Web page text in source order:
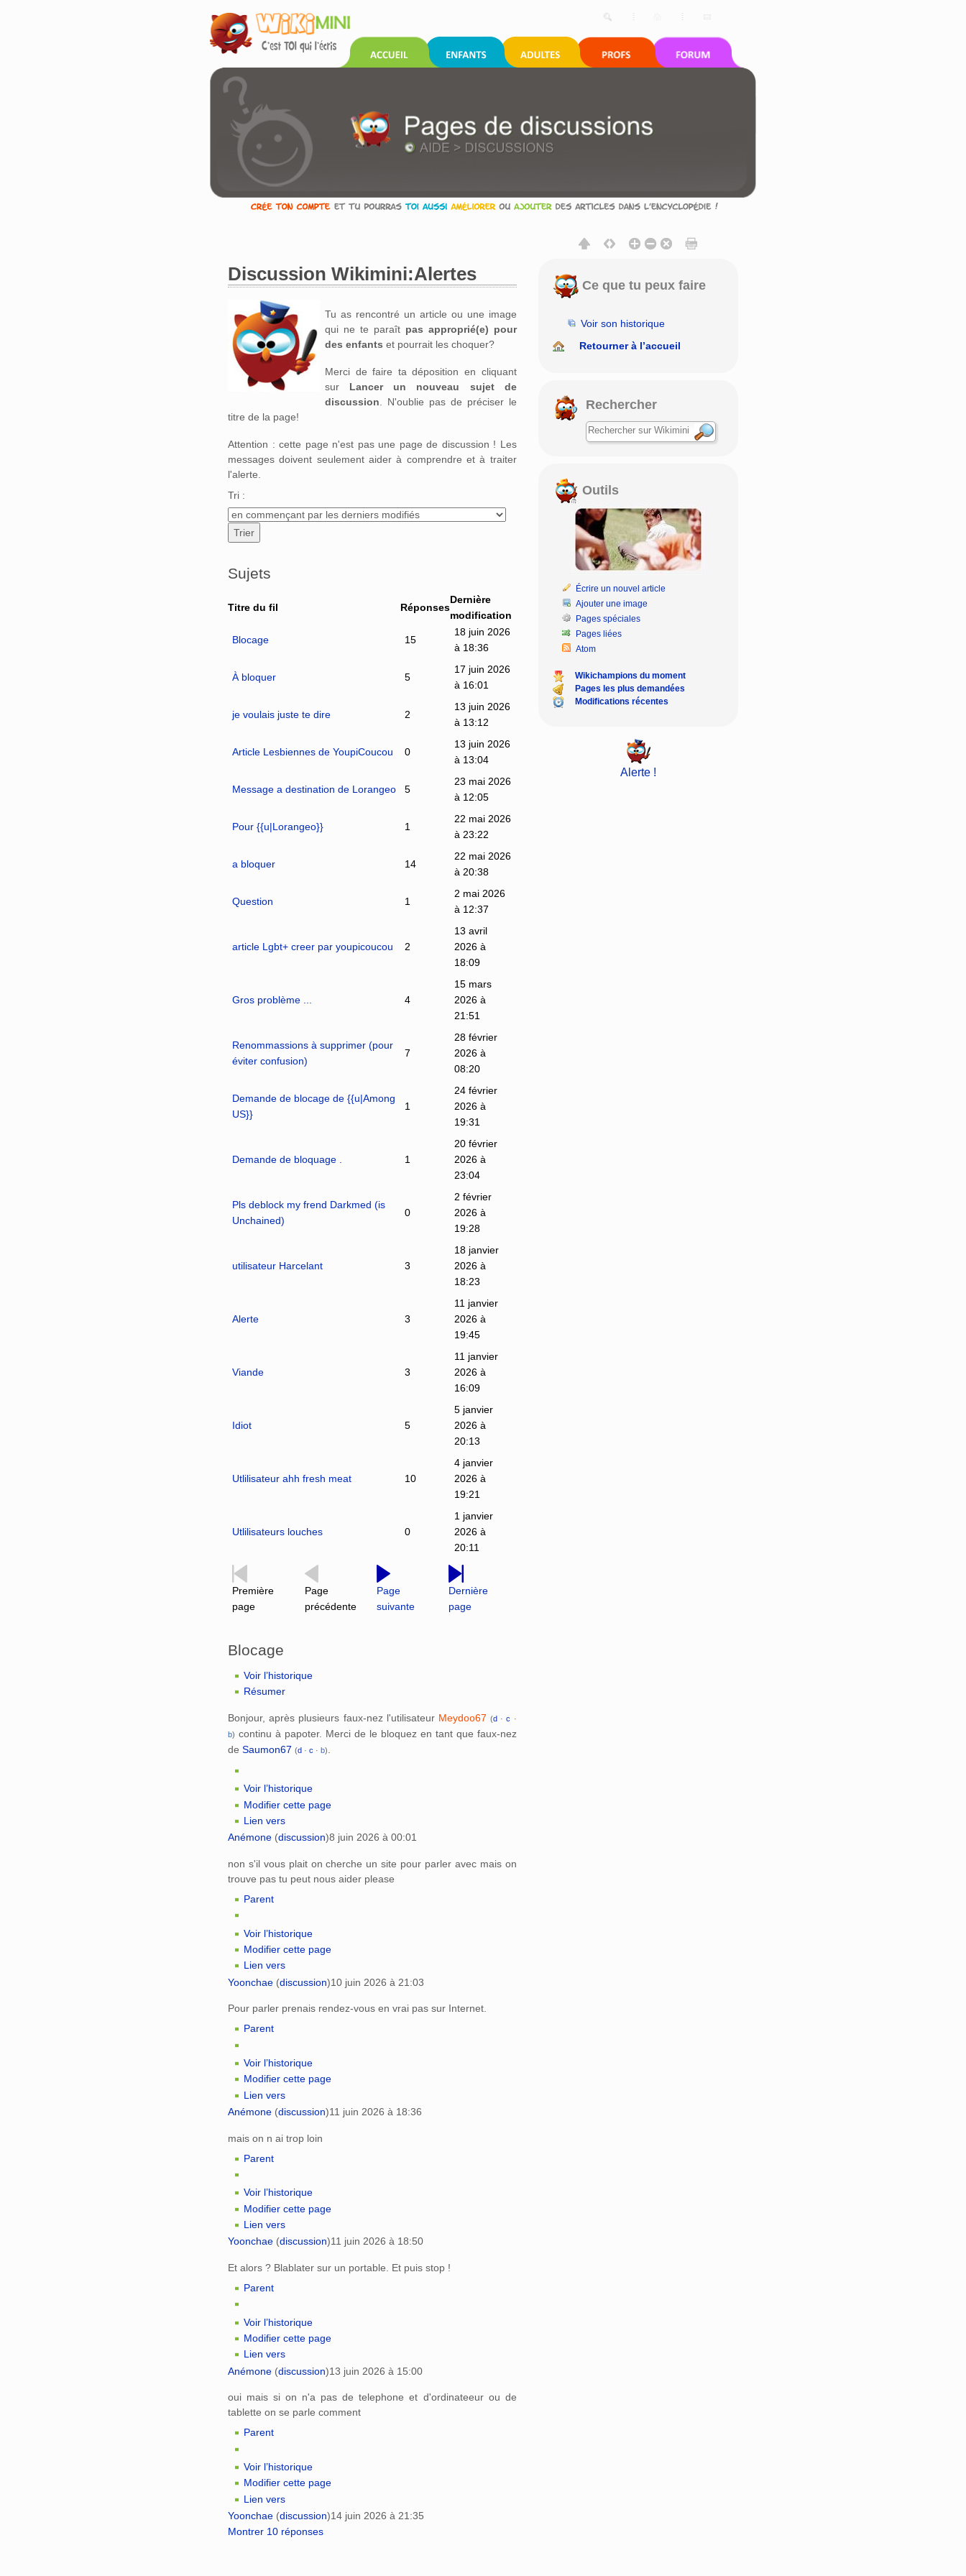
Discussion Wikimini:Alertes
Tu as rencontré un article ou une image
qui ne te paraît pas approprié(e) pour
des enfants et pourrait les choquer?
Merci de faire ta déposition en cliquant
sur Lancer un nouveau sujet de
discussion . N'oublie pas de préciser le
titre de la page!
Attention : cette page n'est pas une page de discussion ! Les
messages doivent seulement aider à comprendre et à traiter
l'alerte.
Tri :
Sujets
Titre du fil Réponses
Dernière
modification
Blocage 15
18 juin 2026
à 18:36
À bloquer 5
17 juin 2026
à 16:01
je voulais juste te dire 2
13 juin 2026
à 13:12
Article Lesbiennes de YoupiCoucou 0
13 juin 2026
à 13:04
Message a destination de Lorangeo 5
23 mai 2026
à 12:05
Pour {{u|Lorangeo}} 1
22 mai 2026
à 23:22
a bloquer 14
22 mai 2026
à 20:38
Question 1
2 mai 2026
à 12:37
article Lgbt+ creer par youpicoucou 2
13 avril
2026 à
18:09
Gros problème ... 4
15 mars
2026 à
21:51
Renommassions à supprimer (pour
éviter confusion)
7
28 février
2026 à
08:20
Demande de blocage de {{u|Among
US}}
1
24 février
2026 à
19:31
Demande de bloquage . 1
20 février
2026 à
23:04
Pls deblock my frend Darkmed (is
Unchained)
0
2 février
2026 à
19:28
utilisateur Harcelant 3
18 janvier
2026 à
18:23
Alerte 3
11 janvier
2026 à
19:45
Viande 3
11 janvier
2026 à
16:09
Idiot 5
5 janvier
2026 à
20:13
Utlilisateur ahh fresh meat 10
4 janvier
2026 à
19:21
Utlilisateurs louches 0
1 janvier
2026 à
20:11
Première
page
Page
précédente
Page
suivante
Dernière
page
Blocage
Voir l’historique
Résumer
Bonjour, après plusieurs faux-nez l'utilisateur Meydoo67 (d ·c ·
b) continu à papoter. Merci de le bloquez en tant que faux-nez
de Saumon67 (d · c · b)
Voir l’historique
Modifier cette page
Lien vers
Anémone (discussion)8 juin 2026 à 00:01
non s'il vous plait on cherche un site pour parler avec mais on
trouve pas tu peut nous aider please
Parent
Voir l’historique
Modifier cette page
Lien vers
Yoonchae (discussion)10 juin 2026 à 21:03
Pour parler prenais rendez-vous en vrai pas sur Internet.
Parent
Voir l’historique
Modifier cette page
Lien vers
Anémone (discussion)11 juin 2026 à 18:36
mais on n ai trop loin
Parent
Voir l’historique
Modifier cette page
Lien vers
Yoonchae (discussion)11 juin 2026 à 18:50
Et alors ? Blablater sur un portable. Et puis stop !
Parent
Voir l’historique
Modifier cette page
Lien vers
Anémone (discussion)13 juin 2026 à 15:00
oui mais si on n'a pas de telephone et d'ordinateeur ou de
tablette on se parle comment
Parent
Voir l’historique
Modifier cette page
Lien vers
Yoonchae (discussion)14 juin 2026 à 21:35
Montrer 10 réponses
Ce que tu peux faire
Voir son historique
Retourner à l’accueil
Rechercher
Outils
Écrire un nouvel article
Ajouter une image
Pages spéciales
Pages liées
Atom
Wikichampions du moment
Pages les plus demandées
Modifications récentes
Alerte !